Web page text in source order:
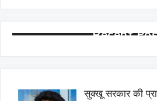
Recent
सुक्खू सरकार की